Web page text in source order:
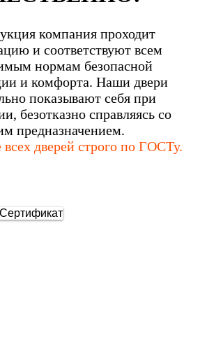
компания проходит
и соответствуют всем
нормам безопасной
и комфорта. Наши двери
показывают себя при
безотказно справляясь со
предназначением.
всех дверей строго по ГОСТу.